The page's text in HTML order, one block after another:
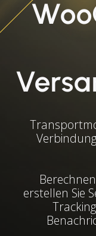
Berechnen
erstellen Sie